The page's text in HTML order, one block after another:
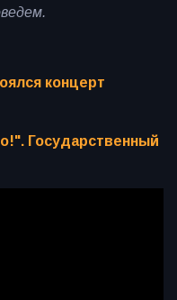
концерт
Государственный